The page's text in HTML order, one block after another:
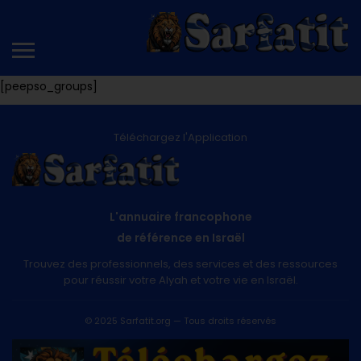
[peepso_groups]
Téléchargez l'Application
L'annuaire francophone
de référence en Israël
Trouvez des professionnels, des services et des ressources
pour réussir votre Alyah et votre vie en Israël.
© 2025 Sarfatit.org — Tous droits réservés